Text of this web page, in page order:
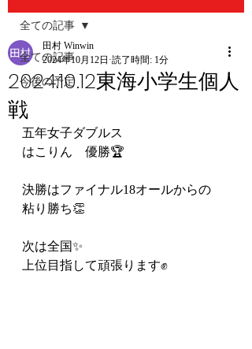
全ての記事
今後の予定
全ての記事
2024.10.12東海小学生個人
戦
田村 Winwin
2024年10月12日 読了時間: 1分
五年女子ダブルス
はこりん　優勝🏆️
決勝はファイナル18オールからの
粘り勝ち👏
次は全国✨️
上位目指して頑張ります✊